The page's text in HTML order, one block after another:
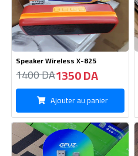
Cable GFUZ C-6A
330 DA320 DA
Ajouter au panier